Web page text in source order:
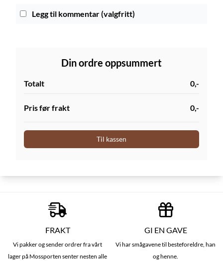
Legg til kommentar(valgfritt)
Din ordre oppsummert
Totalt 0,-
Pris før frakt 0,-
Til kassen
FRAKT
Vi pakker og sender ordrer fra vårt
lager på Mossporten senter nesten alle
GI EN GAVE
Vi har smågavene til besteforeldre, han
og henne.